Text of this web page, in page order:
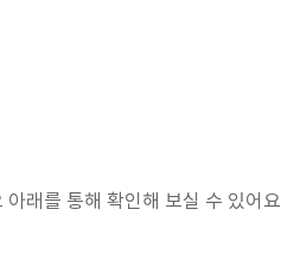
래를 통해 확인해 보실 수 있어요